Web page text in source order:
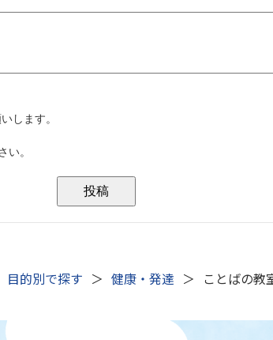
目的別で探す 健康・発達 ことばの教